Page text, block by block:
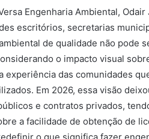
Engenharia Ambiental,
escritórios, secretarias
de qualidade não pode
o impacto visual
experiência das comunidades
Em 2026, essa visão
e contratos privados,
a facilidade de obtenção de